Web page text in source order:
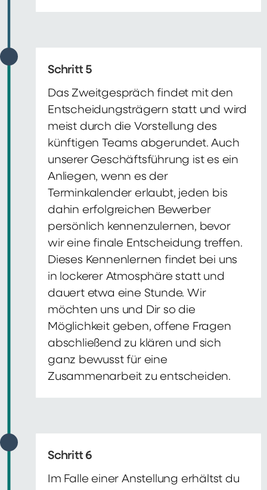
Schritt 5
Das Zweitgespräch findet mit den
Entscheidungsträgern statt und wird
meist durch die Vorstellung des
künftigen Teams abgerundet. Auch
unserer Geschäftsführung ist es ein
Anliegen, wenn es der
Terminkalender erlaubt, jeden bis
dahin erfolgreichen Bewerber
persönlich kennenzulernen, bevor
wir eine finale Entscheidung treffen.
Dieses Kennenlernen findet bei uns
in lockerer Atmosphäre statt und
dauert etwa eine Stunde. Wir
möchten uns und Dir so die
Möglichkeit geben, offene Fragen
abschließend zu klären und sich
ganz bewusst für eine
Zusammenarbeit zu entscheiden.
Schritt 6
Im Falle einer Anstellung erhältst du